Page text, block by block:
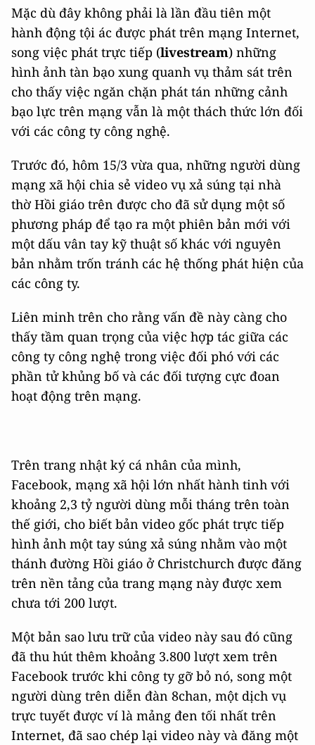
Mặc dù đây không phải là lần đầu tiên một
hành động tội ác được phát trên mạng Internet,
song việc phát trực tiếp (livestream) những
hình ảnh tàn bạo xung quanh vụ thảm sát trên
cho thấy việc ngăn chặn phát tán những cảnh
bạo lực trên mạng vẫn là một thách thức lớn đối
với các công ty công nghệ.
Trước đó, hôm 15/3 vừa qua, những người dùng
mạng xã hội chia sẻ video vụ xả súng tại nhà
thờ Hồi giáo trên được cho đã sử dụng một số
phương pháp để tạo ra một phiên bản mới với
một dấu vân tay kỹ thuật số khác với nguyên
bản nhằm trốn tránh các hệ thống phát hiện của
các công ty.
Liên minh trên cho rằng vấn đề này càng cho
thấy tầm quan trọng của việc hợp tác giữa các
công ty công nghệ trong việc đối phó với các
phần tử khủng bố và các đối tượng cực đoan
hoạt động trên mạng.
Trên trang nhật ký cá nhân của mình,
Facebook, mạng xã hội lớn nhất hành tinh với
khoảng 2,3 tỷ người dùng mỗi tháng trên toàn
thế giới, cho biết bản video gốc phát trực tiếp
hình ảnh một tay súng xả súng nhằm vào một
thánh đường Hồi giáo ở Christchurch được đăng
trên nền tảng của trang mạng này được xem
chưa tới 200 lượt.
Một bản sao lưu trữ của video này sau đó cũng
đã thu hút thêm khoảng 3.800 lượt xem trên
Facebook trước khi công ty gỡ bỏ nó, song một
người dùng trên diễn đàn 8chan, một dịch vụ
trực tuyết được ví là mảng đen tối nhất trên
Internet, đã sao chép lại video này và đăng một